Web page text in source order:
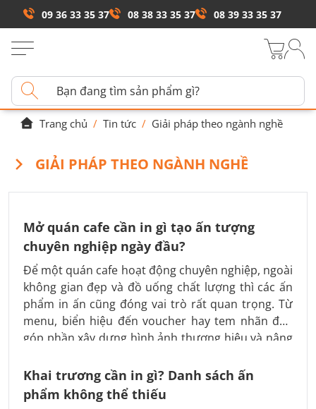
09 36 33 35 37 08 38 33 35 37 08 39 33 35 37
Trang chủ / Tin tức / Giải pháp theo ngành nghề
GIẢI PHÁP THEO NGÀNH NGHỀ
Mở quán cafe cần in gì tạo ấn tượng
chuyên nghiệp ngày đầu?
Để một quán cafe hoạt động chuyên nghiệp, ngoài
không gian đẹp và đồ uống chất lượng thì các ấn
phẩm in ấn cũng đóng vai trò rất quan trọng. Từ
menu, biển hiệu đến voucher hay tem nhãn đều
góp phần xây dựng hình ảnh thương hiệu và nâng
tìm hiểu những hạng mục không thể thiếu khi
chuẩn bị mở quán cafe.
Khai trương cần in gì? Danh sách ấn
phẩm không thể thiếu